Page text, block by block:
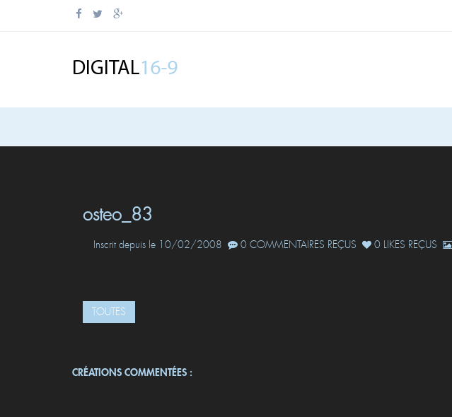
osteo_83
Inscrit depuis le 10/02/2008 0 COMMENTAIRES REÇUS 0 LIKES REÇUS
TOUTES
CRÉATIONS COMMENTÉES :